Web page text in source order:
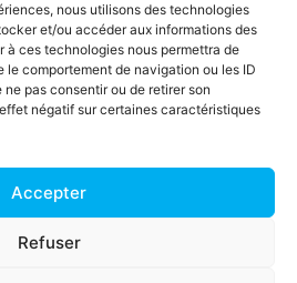
nous utilisons des technologies
et/ou accéder aux informations des
à ces technologies nous permettra de
le comportement de navigation ou les ID
pas consentir ou de retirer son
négatif sur certaines caractéristiques
Accepter
Refuser
NOUS CONTACTER
MENTIONS LEGALES
IFPM Ouvriers est une initiative de